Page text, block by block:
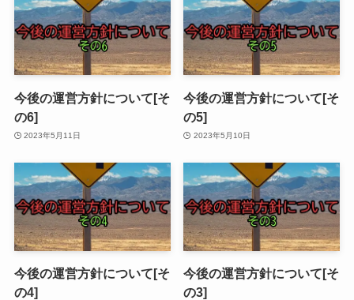
今後の運営方針について[そ
の6]
2023年5月11日
今後の運営方針について[そ
の5]
2023年5月10日
今後の運営方針について[そ
の4]
今後の運営方針について[そ
の3]